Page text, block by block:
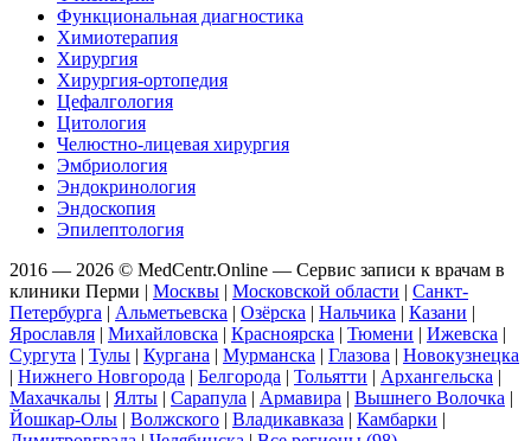
Функциональная диагностика
Химиотерапия
Хирургия
Хирургия-ортопедия
Цефалгология
Цитология
Челюстно-лицевая хирургия
Эмбриология
Эндокринология
Эндоскопия
Эпилептология
2016 — 2026 © MedCentr.Online — Сервис записи к врачам в
клиники Перми | Москвы | Московской области | Санкт-
Петербурга | Альметьевска | Озёрска | Нальчика | Казани |
Ярославля | Михайловска | Красноярска | Тюмени | Ижевска |
Сургута | Тулы | Кургана | Мурманска | Глазова | Новокузнецка
| Нижнего Новгорода | Белгорода | Тольятти | Архангельска |
Махачкалы | Ялты | Сарапула | Армавира | Вышнего Волочка |
Йошкар-Олы | Волжского | Владикавказа | Камбарки |